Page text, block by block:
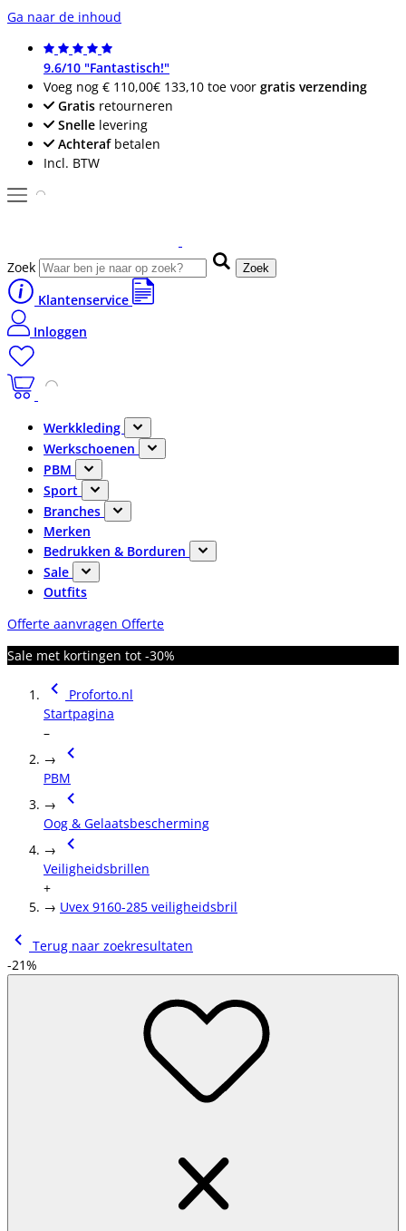
Ga naar de inhoud
9.6/10 "Fantastisch!"
Voeg nog € 110,00€ 133,10 toe voor gratis verzending
Gratis retourneren
Snelle levering
Achterafbetalen
Incl. BTW
Zoek Zoek
Klantenservice
Inloggen
Werkkleding
Werkschoenen
PBM
Sport
Branches
Merken
Bedrukken & Borduren
Sale
Outfits
Offerte aanvragen Offerte
Sale met kortingen tot -30%
Proforto.nl
Startpagina
–
→
PBM
→
Oog & Gelaatsbescherming
→
Veiligheidsbrillen
+
→ Uvex 9160-285 veiligheidsbril
Terug naar zoekresultaten
-21%